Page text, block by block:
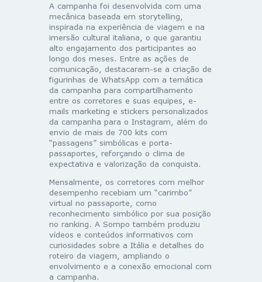
A campanha foi desenvolvida com uma
mecânica baseada em storytelling,
inspirada na experiência de viagem e na
imersão cultural italiana, o que garantiu
alto engajamento dos participantes ao
longo dos meses. Entre as ações de
comunicação, destacaram-se a criação de
figurinhas de WhatsApp com a temática
da campanha para compartilhamento
entre os corretores e suas equipes, e-
mails marketing e stickers personalizados
da campanha para o Instagram, além do
envio de mais de 700 kits com
“passagens” simbólicas e porta-
passaportes, reforçando o clima de
expectativa e valorização da conquista.
Mensalmente, os corretores com melhor
desempenho recebiam um “carimbo”
virtual no passaporte, como
reconhecimento simbólico por sua posição
no ranking. A Sompo também produziu
vídeos e conteúdos informativos com
curiosidades sobre a Itália e detalhes do
roteiro da viagem, ampliando o
envolvimento e a conexão emocional com
a campanha.